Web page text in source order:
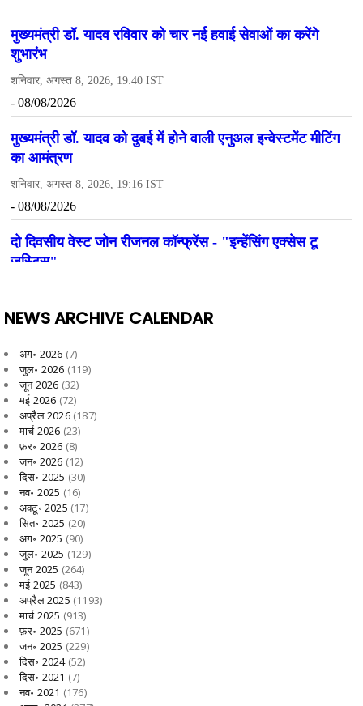
NEWS ARCHIVE CALENDAR
अग॰ 2026 (7)
जुल॰ 2026 (119)
जून 2026 (32)
मई 2026 (72)
अप्रैल 2026(187)
मार्च 2026 (23)
फ़र॰ 2026 (8)
जन॰ 2026 (12)
दिस॰ 2025 (30)
नव॰ 2025 (16)
अक्टू॰ 2025 (17)
सित॰ 2025 (20)
अग॰ 2025 (90)
जुल॰ 2025 (129)
जून 2025 (264)
मई 2025 (843)
अप्रैल 2025 (1193)
मार्च 2025 (913)
फ़र॰ 2025 (671)
जन॰ 2025 (229)
दिस॰ 2024(52)
दिस॰ 2021 (7)
नव॰ 2021 (176)